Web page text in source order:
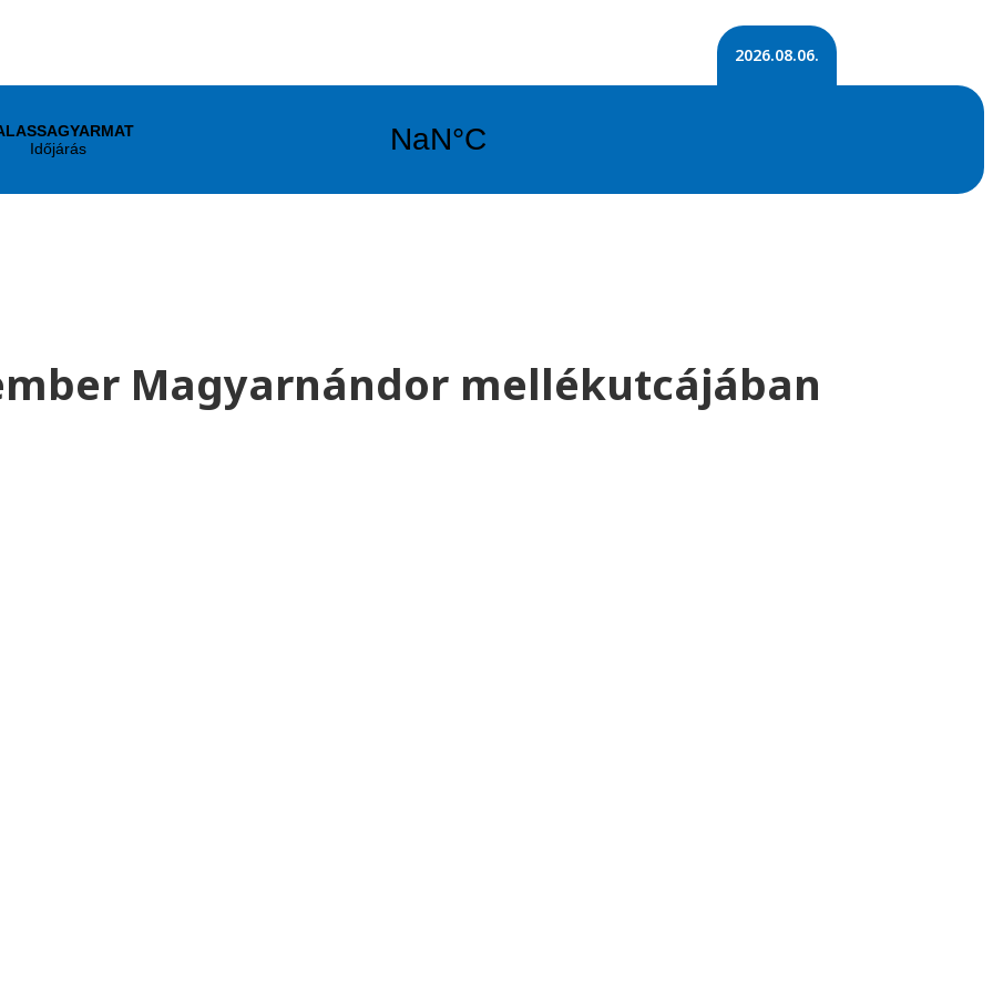
2026.08.06.
Magyarnándor mellékutcájában